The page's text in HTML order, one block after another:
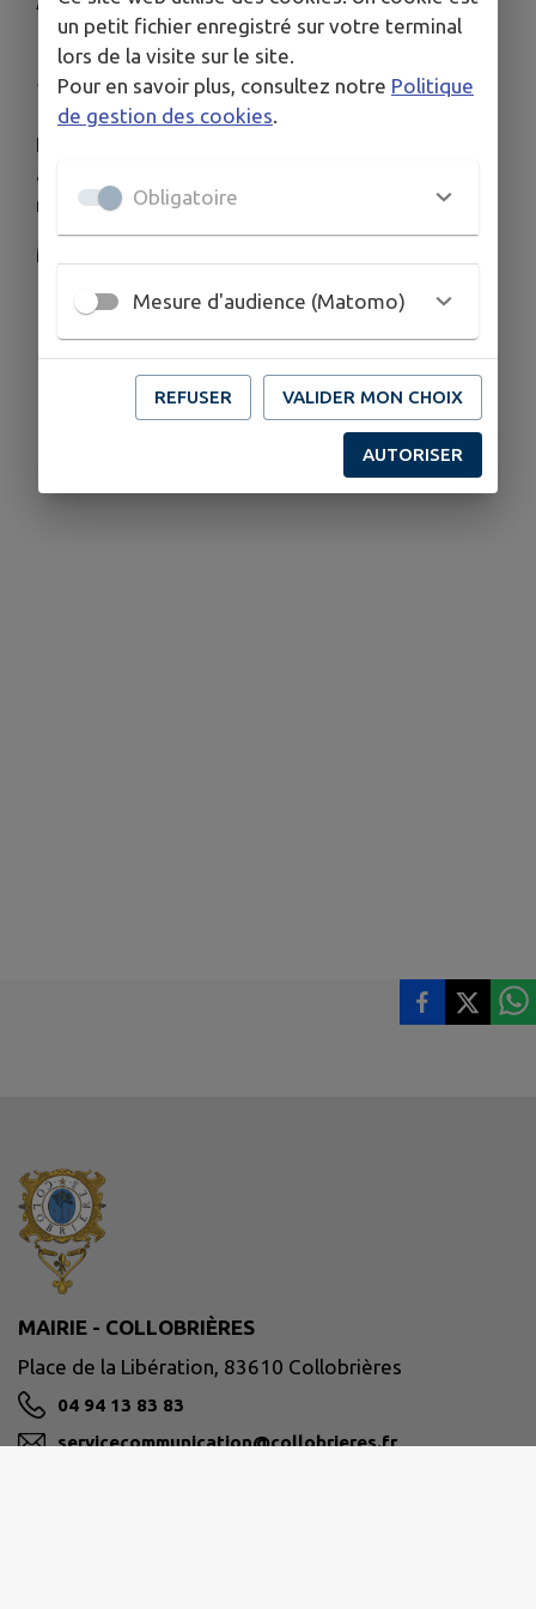
REPORTES
Publié le mardi 02 juin 2026 - Collobrières
Le loto des gourmands et les ateliers
alimentations prévus au mois de juin sont
reportés à une date ultérieure .
Merci de votre compréhension
MAIRIE - COLLOBRIÈRES
Place de la Libération, 83610 Collobrières
04 94 13 83 83
servicecommunication@collobrieres.fr
un petit fichier enregistré sur votre terminal
lors de la visite sur le site.
Pour en savoir plus, consultez notre Politique
de gestion des cookies
Obligatoire
Mesure d'audience (Matomo)
REFUSER VALIDER MON CHOIX
AUTORISER